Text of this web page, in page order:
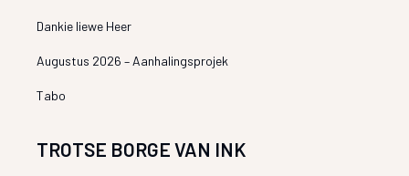
Dankie liewe Heer
Augustus 2026 – Aanhalingsprojek
Tabo
TROTSE BORGE VAN INK